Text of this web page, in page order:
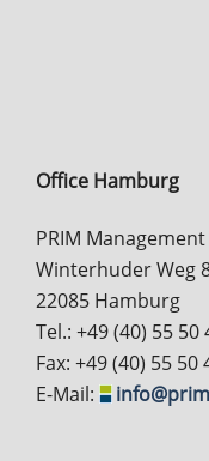
Office Hamburg
PRIM
Winterhuder Weg
22085 Hamburg
Tel.: +49 (40) 55 50
Fax: +49 (40) 55 50
E-Mail: